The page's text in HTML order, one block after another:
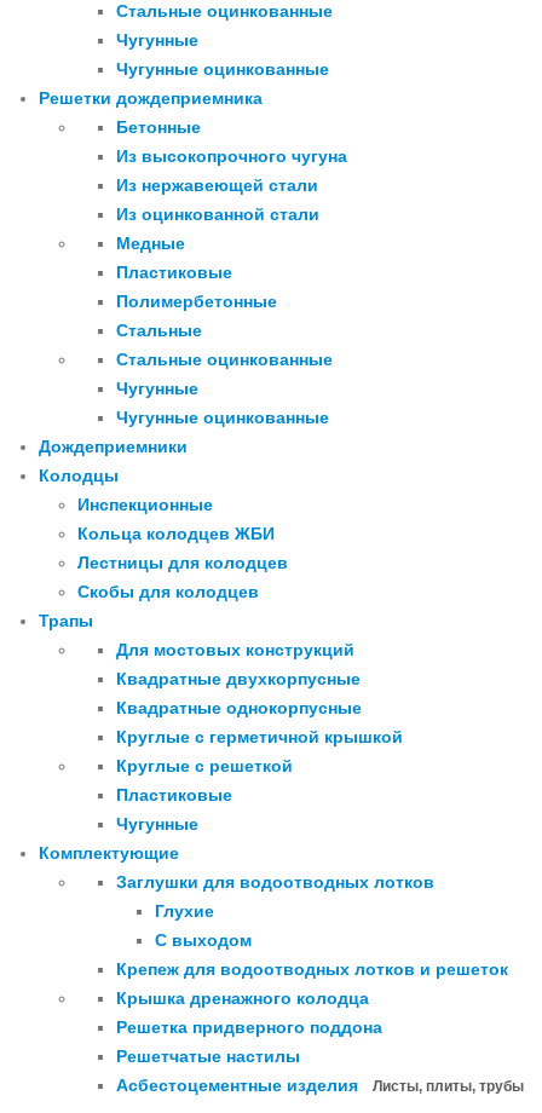
Стальные оцинкованные
Чугунные
Чугунные оцинкованные
Решетки дождеприемника
Бетонные
Из высокопрочного чугуна
Из нержавеющей стали
Из оцинкованной стали
Медные
Пластиковые
Полимербетонные
Стальные
Стальные оцинкованные
Чугунные
Чугунные оцинкованные
Дождеприемники
Колодцы
Инспекционные
Кольца колодцев ЖБИ
Лестницы для колодцев
Скобы для колодцев
Трапы
Для мостовых конструкций
Квадратные двухкорпусные
Квадратные однокорпусные
Круглые с герметичной крышкой
Круглые с решеткой
Пластиковые
Чугунные
Комплектующие
Заглушки для водоотводных лотков
Глухие
С выходом
Крепеж для водоотводных лотков и решеток
Крышка дренажного колодца
Решетка придверного поддона
Решетчатые настилы
Асбестоцементные изделия
Листы, плиты, трубы